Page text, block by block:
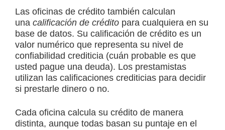
Las oficinas de crédito también calculan
una calificación de crédito para cualquiera en su
base de datos. Su calificación de crédito es un
valor numérico que representa su nivel de
confiabilidad crediticia (cuán probable es que
usted pague una deuda). Los prestamistas
utilizan las calificaciones crediticias para decidir
si prestarle dinero o no.
Cada oficina calcula su crédito de manera
distinta, aunque todas basan su puntaje en el